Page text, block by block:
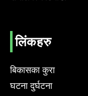
लिंकहरु
बिकासका कुरा
घटना दुर्घटना